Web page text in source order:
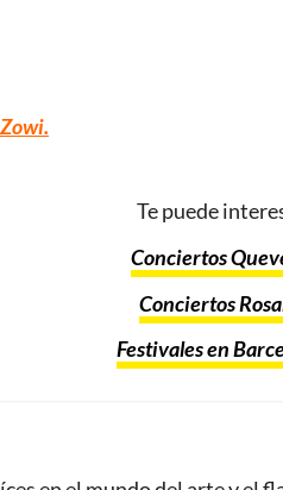
.
Te puede
Conciertos
Conciertos
Festivales en